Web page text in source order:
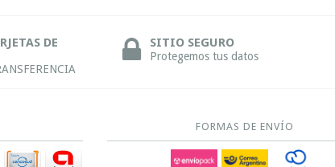
DE
SITIO SEGURO
Protegemos tus datos
FORMAS DE ENVÍO